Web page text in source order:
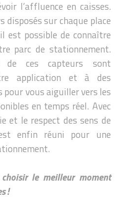
l’affluence en caisses.
disposés sur chaque place
est possible de connaître
parc de stationnement.
de ces capteurs sont
application et à des
pour vous aiguiller vers les
en temps réel. Avec
et le respect des sens de
enfin réuni pour une
le meilleur moment
!